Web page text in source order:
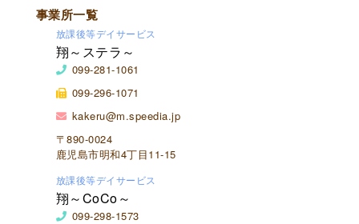
事業所一覧
放課後等デイサービス
翔～ステラ～
099-281-1061
099-296-1071
kakeru@m.speedia.jp
〒890-0024
鹿児島市明和4丁目11-15
放課後等デイサービス
翔～CoCo～
099-298-1573